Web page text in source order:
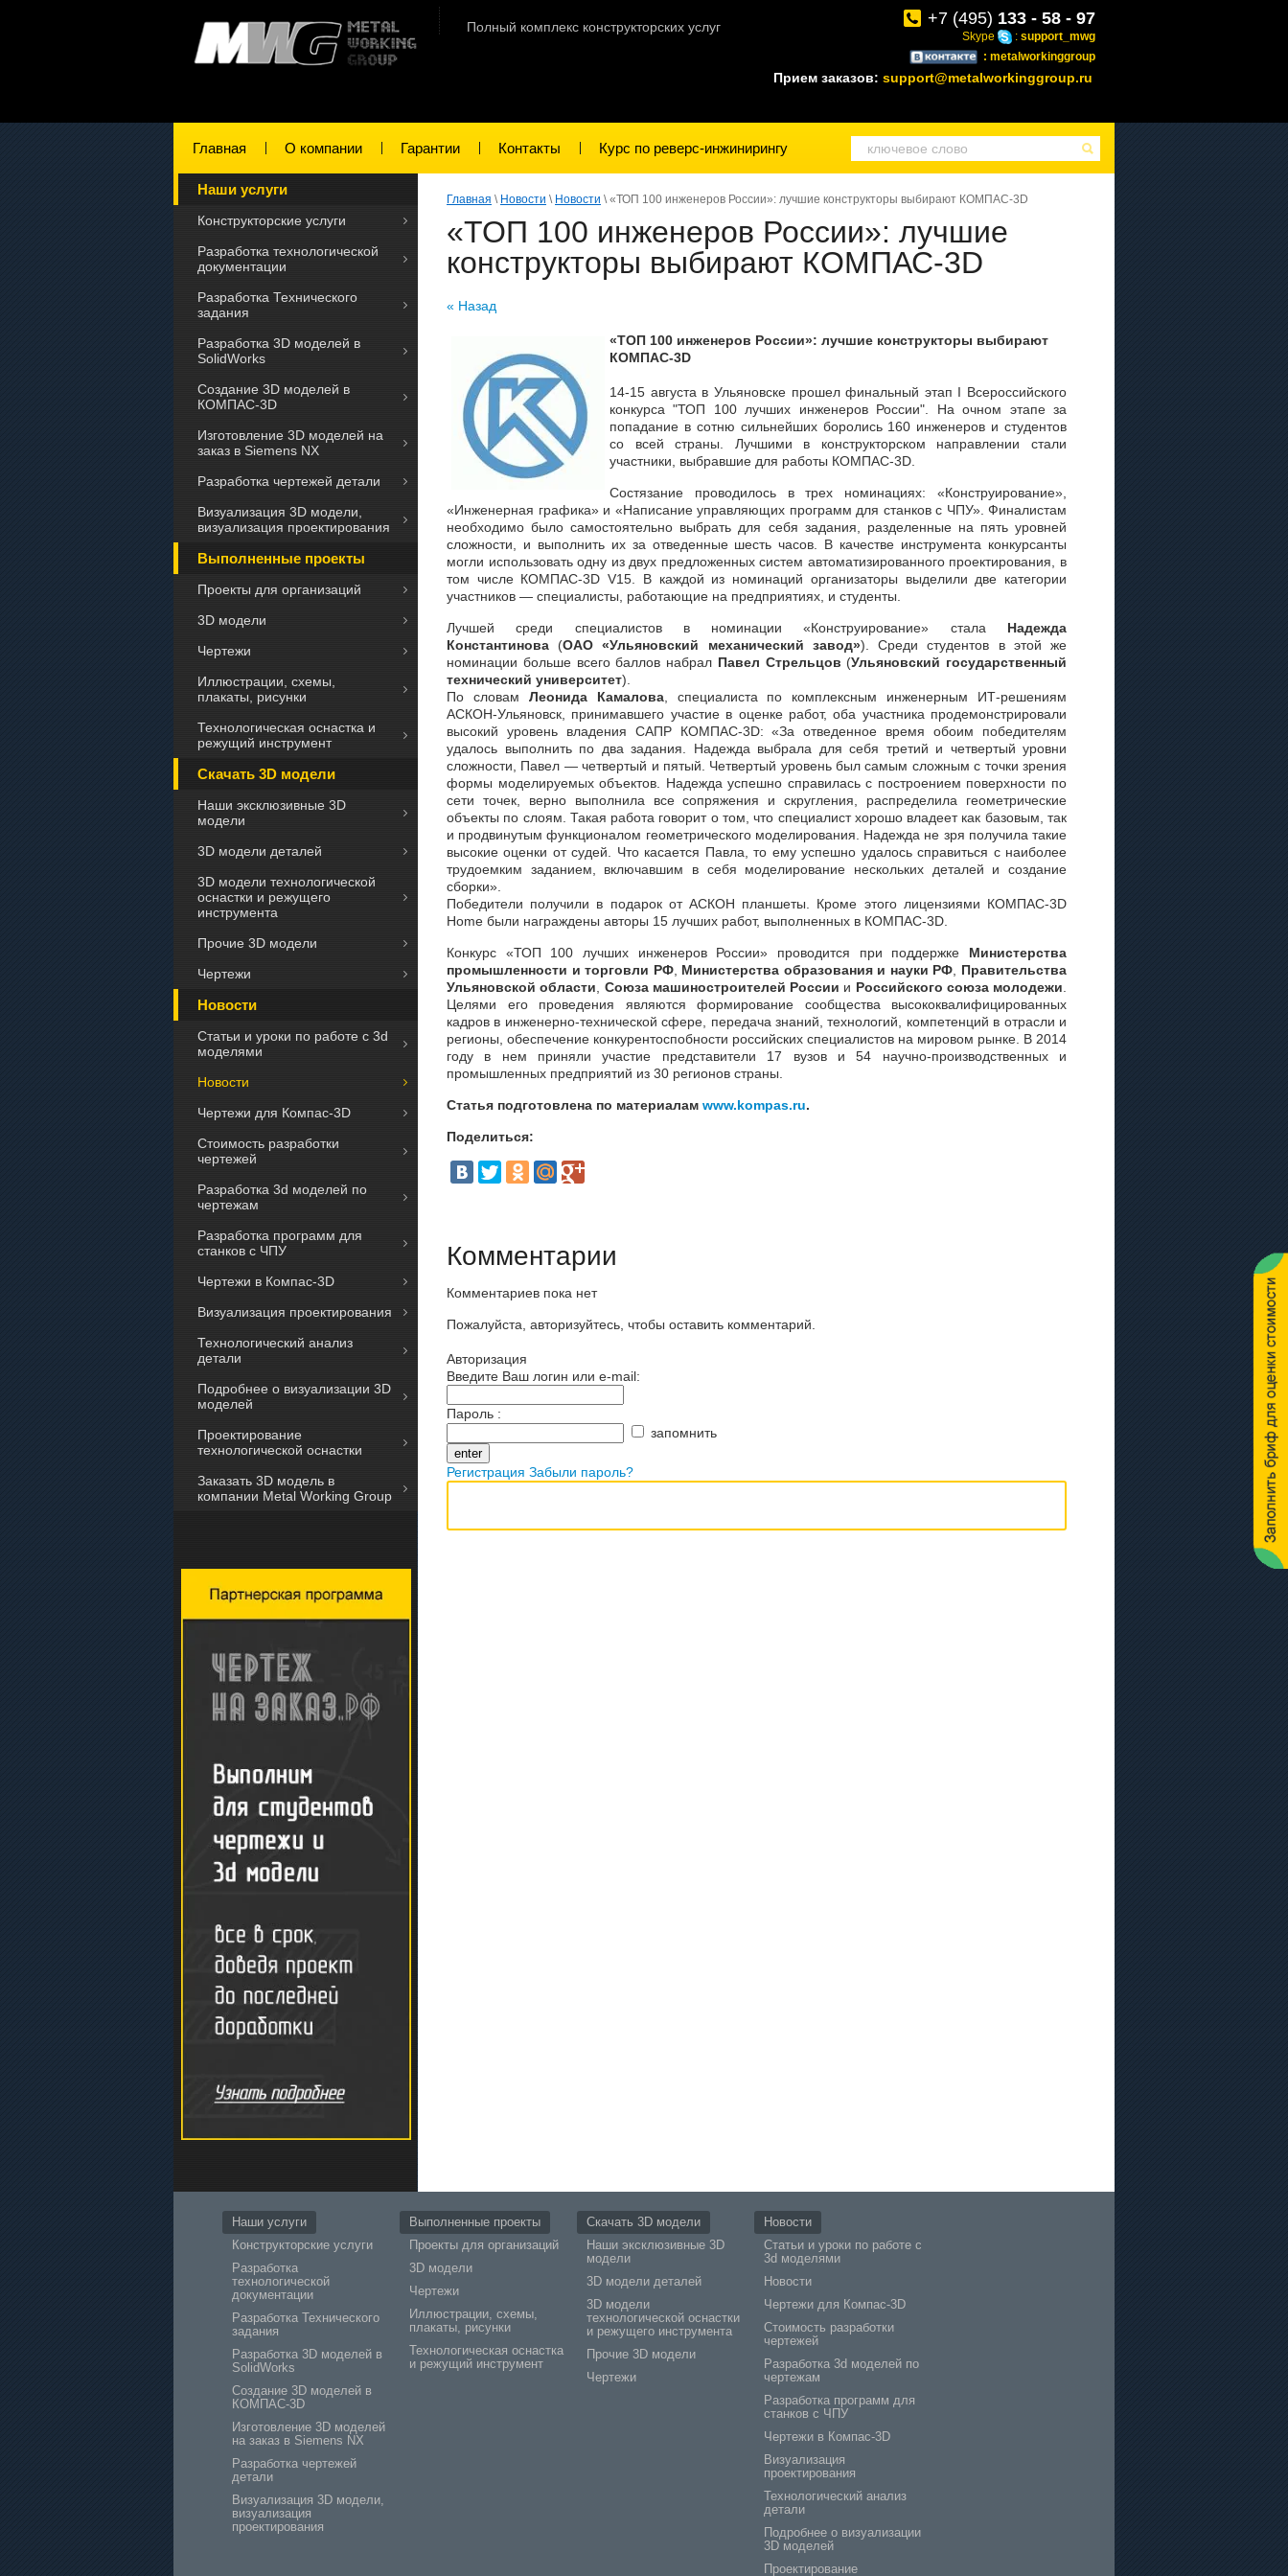
Полный комплекс конструкторских услуг +7 (495) 133 - 58 - 97
Skype : support_mwg
: metalworkinggroup
Прием заказов: support@metalworkinggroup.ru
Главная О компании Гарантии Контакты Курс по реверс-инжинирингу
Наши услуги
Конструкторские услуги
Разработка технологической
документации
Разработка Технического
задания
Разработка 3D моделей в
SolidWorks
Создание 3D моделей в
КОМПАС-3D
Изготовление 3D моделей на
заказ в Siemens NX
Разработка чертежей детали
Визуализация 3D модели,
визуализация проектирования
Выполненные проекты
Проекты для организаций
3D модели
Чертежи
Иллюстрации, схемы,
плакаты, рисунки
Технологическая оснастка и
режущий инструмент
Скачать 3D модели
Наши эксклюзивные 3D
модели
3D модели деталей
3D модели технологической
оснастки и режущего
инструмента
Прочие 3D модели
Чертежи
Новости
Статьи и уроки по работе с 3d
моделями
Новости
Чертежи для Компас-3D
Стоимость разработки
чертежей
Разработка 3d моделей по
чертежам
Разработка программ для
станков с ЧПУ
Чертежи в Компас-3D
Визуализация проектирования
Технологический анализ
детали
Подробнее о визуализации 3D
моделей
Проектирование
технологической оснастки
Заказать 3D модель в
компании Metal Working Group
Главная \ Новости \ Новости \ «ТОП 100 инженеров России»: лучшие конструкторы выбирают КОМПАС-3D
«ТОП 100 инженеров России»: лучшие
конструкторы выбирают КОМПАС-3D
« Назад
«ТОП 100 инженеров России»: лучшие конструкторы выбирают
КОМПАС-3D
14-15 августа в Ульяновске прошел финальный этап I Всероссийского
конкурса "ТОП 100 лучших инженеров России". На очном этапе за
попадание в сотню сильнейших боролись 160 инженеров и студентов
со всей страны. Лучшими в конструкторском направлении стали
участники, выбравшие для работы КОМПАС-3D.
Состязание проводилось в трех номинациях: «Конструирование»,
«Инженерная графика» и «Написание управляющих программ для станков с ЧПУ». Финалистам
необходимо было самостоятельно выбрать для себя задания, разделенные на пять уровней
сложности, и выполнить их за отведенные шесть часов. В качестве инструмента конкурсанты
могли использовать одну из двух предложенных систем автоматизированного проектирования, в
том числе КОМПАС-3D V15. В каждой из номинаций организаторы выделили две категории
участников — специалисты, работающие на предприятиях, и студенты.
Лучшей среди специалистов в номинации «Конструирование» стала Надежда
Константинова (ОАО «Ульяновский механический завод»). Среди студентов в этой же
номинации больше всего баллов набрал Павел Стрельцов (Ульяновский государственный
технический университет).
По словам Леонида Камалова, специалиста по комплексным инженерным ИТ-решениям
АСКОН-Ульяновск, принимавшего участие в оценке работ, оба участника продемонстрировали
высокий уровень владения САПР КОМПАС-3D: «За отведенное время обоим победителям
удалось выполнить по два задания. Надежда выбрала для себя третий и четвертый уровни
сложности, Павел — четвертый и пятый. Четвертый уровень был самым сложным с точки зрения
формы моделируемых объектов. Надежда успешно справилась с построением поверхности по
сети точек, верно выполнила все сопряжения и скругления, распределила геометрические
объекты по слоям. Такая работа говорит о том, что специалист хорошо владеет как базовым, так
и продвинутым функционалом геометрического моделирования. Надежда не зря получила такие
высокие оценки от судей. Что касается Павла, то ему успешно удалось справиться с наиболее
трудоемким заданием, включавшим в себя моделирование нескольких деталей и создание
сборки».
Победители получили в подарок от АСКОН планшеты. Кроме этого лицензиями КОМПАС-3D
Home были награждены авторы 15 лучших работ, выполненных в КОМПАС-3D.
Конкурс «ТОП 100 лучших инженеров России» проводится при поддержке Министерства
промышленности и торговли РФ, Министерства образования и науки РФ
Правительства
Ульяновской области
Союза машиностроителей России и Российского союза молодежи
Целями его проведения являются формирование сообщества высококвалифицированных
кадров в инженерно-технической сфере, передача знаний, технологий, компетенций в отрасли и
регионы, обеспечение конкурентоспобности российских специалистов на мировом рынке. В 2014
году в нем приняли участие представители 17 вузов и 54 научно-производственных и
промышленных предприятий из 30 регионов страны.
Статья подготовлена по материалам www.kompas.ru.
Поделиться:
Комментарии
Комментариев пока нет
Пожалуйста, авторизуйтесь, чтобы оставить комментарий.
Авторизация
Введите Ваш логин или e-mail:
Пароль :
запомнить
Регистрация Забыли пароль?
Наши услуги
Конструкторские услуги
Разработка
технологической
документации
Разработка Технического
задания
Разработка 3D моделей в
SolidWorks
Создание 3D моделей в
КОМПАС-3D
Изготовление 3D моделей
на заказ в Siemens NX
Разработка чертежей
детали
Визуализация 3D модели,
визуализация
проектирования
Выполненные проекты
Проекты для организаций
3D модели
Чертежи
Иллюстрации, схемы,
плакаты, рисунки
Технологическая оснастка
и режущий инструмент
Скачать 3D модели
Наши эксклюзивные 3D
модели
3D модели деталей
3D модели
технологической оснастки
и режущего инструмента
Прочие 3D модели
Чертежи
Новости
Статьи и уроки по работе с
3d моделями
Новости
Чертежи для Компас-3D
Стоимость разработки
чертежей
Разработка 3d моделей по
чертежам
Разработка программ для
станков с ЧПУ
Чертежи в Компас-3D
Визуализация
проектирования
Технологический анализ
детали
Подробнее о визуализации
3D моделей
Проектирование